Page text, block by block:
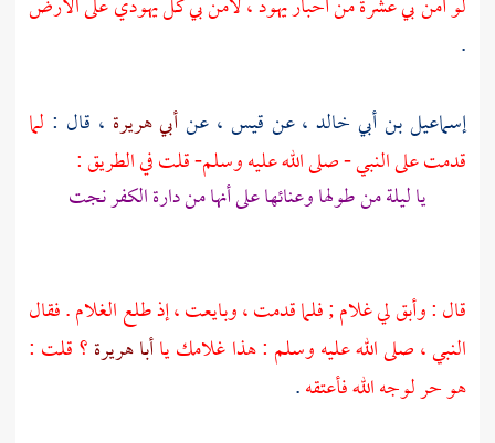
.
إسماعيل بن أبي خالد ، عن قيس ، عنأبي هريرة ، قال : لما
قدمت على النبي - صلى الله عليه وسلم- قلت في الطريق :
يا ليلة من طولها وعنائها على أنها من دارة الكفر نجت
قال : وأبق لي غلام ; فلما قدمت ، وبايعت ، إذ طلع الغلام . فقال
النبي ، صلى الله عليه وسلم : هذا غلامك ياأبا هريرة؟ قلت :
هو حر لوجه الله فأعتقه.